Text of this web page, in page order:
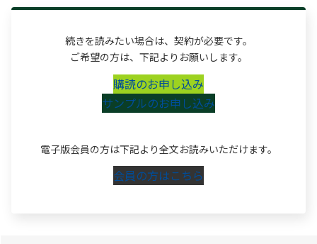
続きを読みたい場合は、契約が必要です。
ご希望の方は、下記よりお願いします。
購読のお申し込み
サンプルのお申し込み
電子版会員の方は下記より全文お読みいただけます。
会員の方はこちら